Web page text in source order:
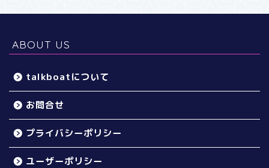
ABOUT US
talkboatについて
お問合せ
プライバシーポリシー
ユーザーポリシー